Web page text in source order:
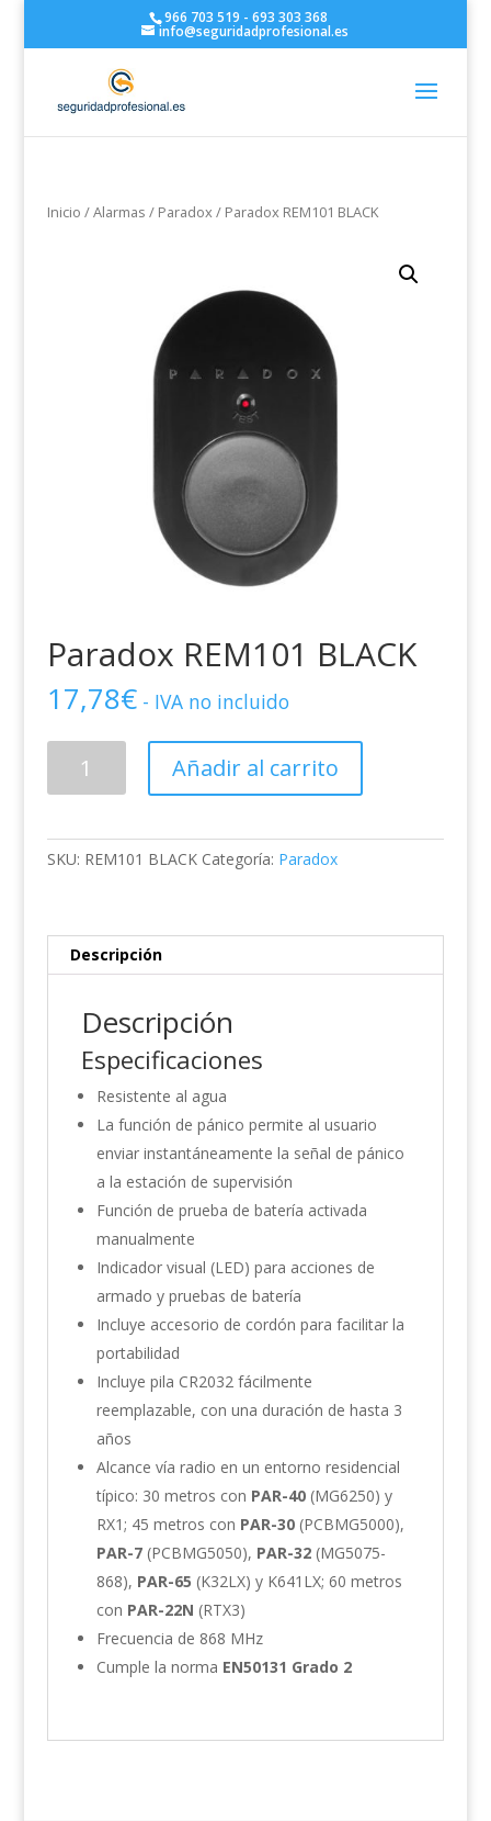
966 703 519 - 693 303 368
info@seguridadprofesional.es
Inicio /Alarmas / Paradox/ Paradox REM101 BLACK
Paradox REM101 BLACK
17,78€ - IVA no incluido
REM101
Añadir al carrito
SKU: REM101 BLACK Categoría: Paradox
Descripción
Descripción
Especificaciones
Resistente al agua
La función de pánico permite al usuario
enviar instantáneamente la señal de pánico
a la estación de supervisión
Función de prueba de batería activada
manualmente
Indicador visual (LED) para acciones de
armado y pruebas de batería
Incluye accesorio de cordón para facilitar la
portabilidad
Incluye pila CR2032 fácilmente
reemplazable, con una duración de hasta 3
años
Alcance vía radio en un entorno residencial
típico: 30 metros con PAR-40(MG6250) y
RX1; 45 metros con PAR-30(PCBMG5000),
PAR-7(PCBMG5050), PAR-32(MG5075-
868), PAR-65 (K32LX) y K641LX; 60 metros
con PAR-22N (RTX3)
Frecuencia de 868 MHz
Cumple la norma EN50131 Grado 2